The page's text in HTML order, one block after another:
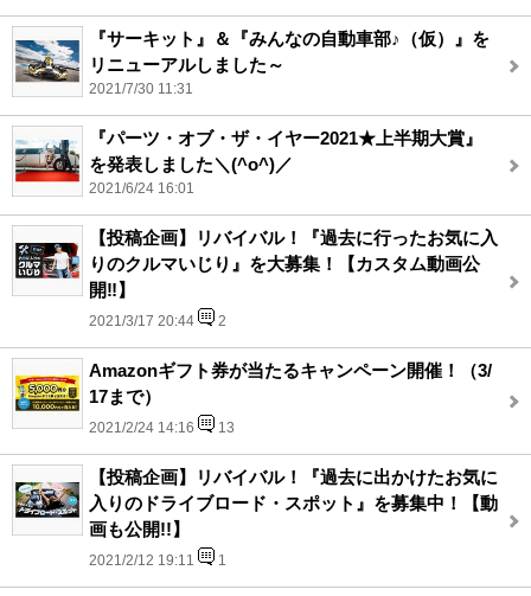
『サーキット』＆『みんなの自動車部♪（仮）』を
リニューアルしました～
2021/7/30 11:31
『パーツ・オブ・ザ・イヤー2021★上半期大賞』
を発表しました＼(^o^)／
2021/6/24 16:01
【投稿企画】リバイバル！『過去に行ったお気に入
りのクルマいじり』を大募集！【カスタム動画公
開‼】
2021/3/17 20:44 2
Amazonギフト券が当たるキャンペーン開催！（3/
17まで）
2021/2/24 14:16 13
【投稿企画】リバイバル！『過去に出かけたお気に
入りのドライブロード・スポット』を募集中！【動
画も公開!!】
2021/2/12 19:11 1